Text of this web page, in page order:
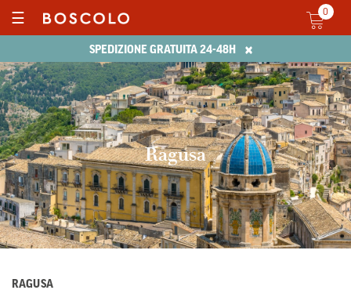
SPEDIZIONE GRATUITA 24-48H ×
☰ 0
Ragusa
RAGUSA